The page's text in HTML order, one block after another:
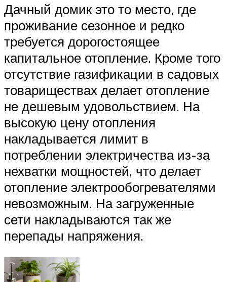
Дачный домик это то место, где
проживание сезонное и редко
требуется дорогостоящее
капитальное отопление. Кроме того
отсутствие газификации в садовых
товариществах делает отопление
не дешевым удовольствием. На
высокую цену отопления
накладывается лимит в
потреблении электричества из-за
нехватки мощностей, что делает
отопление электрообогревателями
невозможным. На загруженные
сети накладываются так же
перепады напряжения.